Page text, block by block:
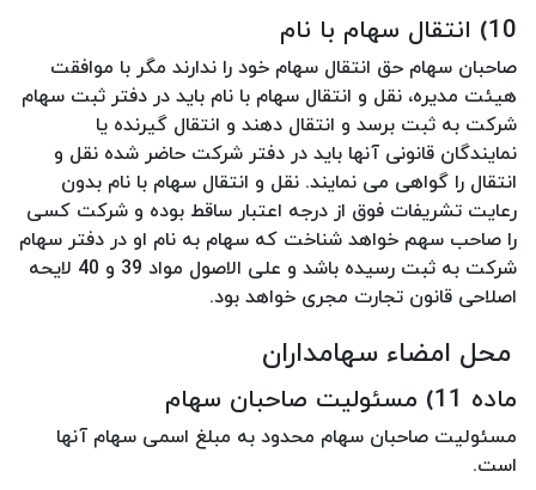
10) انتقال سهام با نام
صاحبان سهام حق انتقال سهام خود را ندارند مگر با موافقت
هیئت مدیره، نقل و انتقال سهام با نام باید در دفتر ثبت سهام
شرکت به ثبت برسد و انتقال دهند و انتقال گیرنده یا
نمایندگان قانونی آنها باید در دفتر شرکت حاضر شده نقل و
انتقال را گواهی می نمایند. نقل و انتقال سهام با نام بدون
رعایت تشریفات فوق از درجه اعتبار ساقط بوده و شرکت کسی
را صاحب سهم خواهد شناخت که سهام به نام او در دفتر سهام
شرکت به ثبت رسیده باشد و علی الاصول مواد 39 و 40 لایحه
اصلاحی قانون تجارت مجری خواهد بود.
محل امضاء سهامداران
ماده 11) مسئولیت صاحبان سهام
مسئولیت صاحبان سهام محدود به مبلغ اسمی سهام آنها
است.